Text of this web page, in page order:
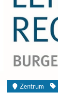
Zentrum